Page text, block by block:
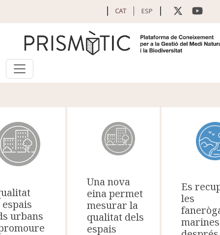
CAT ESP
urbans
Una nova
eina permet
mesurar la
qualitat dels
espais
Es
les
marines